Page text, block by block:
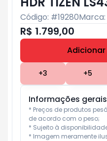
Código: #19280Marca:
R$ 1.799,00
+3 +5
Informações gerais
* Preços de produtos
de acordo com o peso;
* Sujeito à
* Imagem meramente